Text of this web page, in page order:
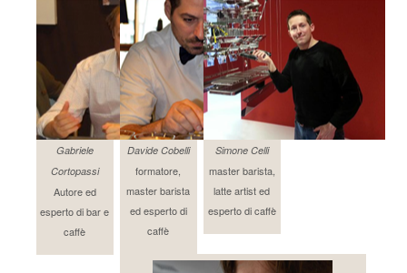
Gabriele
Cortopassi
Autore ed
esperto di bar e
caffè
Davide Cobelli
formatore,
master barista
ed esperto di
caffè
Simone Celli
master barista,
latte artist ed
esperto di caffè